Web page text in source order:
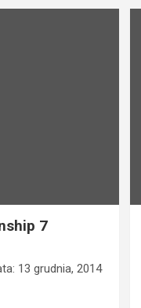
7
13 grudnia, 2014